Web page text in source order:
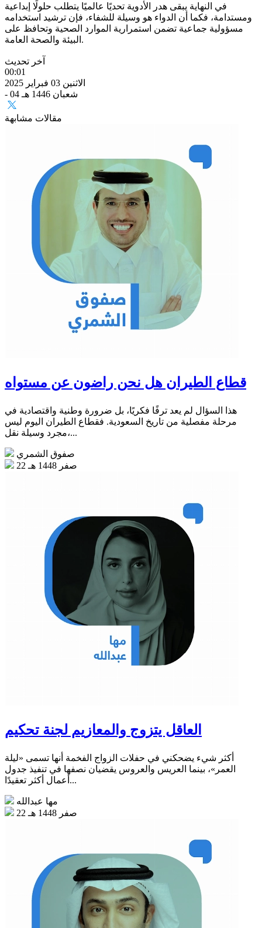
في النهاية يبقى هدر الأدوية تحديًا عالميًا يتطلب حلولًا إبداعية
ومستدامة، فكما أن الدواء هو وسيلة للشفاء، فإن ترشيد استخدامه
مسؤولية جماعية تضمن استمرارية الموارد الصحية وتحافظ على
البيئة والصحة العامة.
آخر تحديث
00:01
الاثنين 03 فبراير 2025
- 04 شعبان 1446 هـ
مقالات مشابهة
قطاع الطيران هل نحن راضون عن مستواه
هذا السؤال لم يعد ترفًا فكريًا، بل ضرورة وطنية واقتصادية في
مرحلة مفصلية من تاريخ السعودية. فقطاع الطيران اليوم ليس
مجرد وسيلة نقل،...
صفوق الشمري
22 صفر 1448 هـ
العاقل يتزوج والمعازيم لجنة تحكيم
أكثر شيء يضحكني في حفلات الزواج الفخمة أنها تسمى «ليلة
العمر»، بينما العريس والعروس يقضيان نصفها في تنفيذ جدول
أعمال أكثر تعقيدًا...
مها عبدالله
22 صفر 1448 هـ